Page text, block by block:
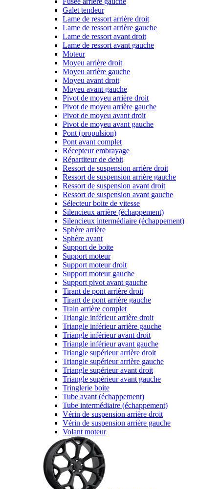
Galet tendeur
Lame de ressort arrière droit
Lame de ressort arrière gauche
Lame de ressort avant droit
Lame de ressort avant gauche
Moteur
Moyeu arrière droit
Moyeu arrière gauche
Moyeu avant droit
Moyeu avant gauche
Pivot de moyeu arrière droit
Pivot de moyeu arrière gauche
Pivot de moyeu avant droit
Pivot de moyeu avant gauche
Pont (propulsion)
Pont avant complet
Récepteur embrayage
Répartiteur de debit
Ressort de suspension arrière droit
Ressort de suspension arrière gauche
Ressort de suspension avant droit
Ressort de suspension avant gauche
Sélecteur boite de vitesse
Silencieux arrière (échappement)
Silencieux intermédiaire (échappement)
Sphère arrière
Sphère avant
Support de boite
Support moteur
Support moteur droit
Support moteur gauche
Support pivot avant gauche
Tirant de pont arrière droit
Tirant de pont arrière gauche
Train arrière complet
Triangle inférieur arrière droit
Triangle inférieur arrière gauche
Triangle inférieur avant droit
Triangle inférieur avant gauche
Triangle supérieur arrière droit
Triangle supérieur arrière gauche
Triangle supérieur avant droit
Triangle supérieur avant gauche
Tringlerie boite
Tube avant (échappement)
Tube intermédiaire (échappement)
Vérin de suspension arrière droit
Vérin de suspension arrière gauche
Volant moteur